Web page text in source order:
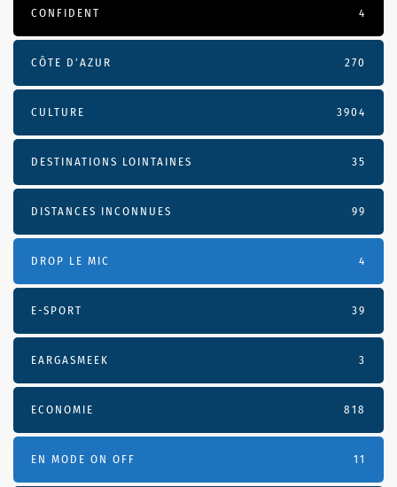
CONFIDENT 4
CÔTE D’AZUR 270
CULTURE 3904
DESTINATIONS LOINTAINES 35
DISTANCES INCONNUES 99
DROP LE MIC 4
E-SPORT 39
EARGASMEEK 3
ECONOMIE 818
EN MODE ON OFF 11